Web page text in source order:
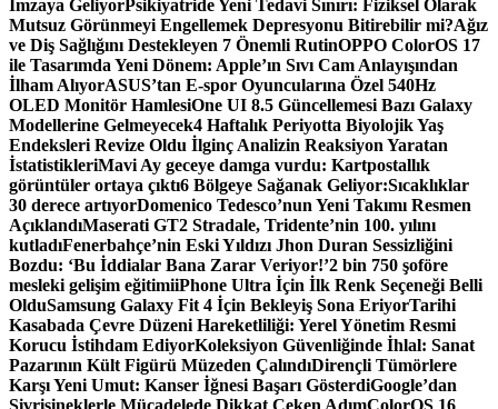
İmzaya GeliyorPsikiyatride Yeni Tedavi Sınırı: Fiziksel Olarak
Mutsuz Görünmeyi Engellemek Depresyonu Bitirebilir mi?Ağız
ve Diş Sağlığını Destekleyen 7 Önemli RutinOPPO ColorOS 17
ile Tasarımda Yeni Dönem: Apple’ın Sıvı Cam Anlayışından
İlham AlıyorASUS’tan E-spor Oyuncularına Özel 540Hz
OLED Monitör HamlesiOne UI 8.5 Güncellemesi Bazı Galaxy
Modellerine Gelmeyecek4 Haftalık Periyotta Biyolojik Yaş
Endeksleri Revize Oldu İlginç Analizin Reaksiyon Yaratan
İstatistikleriMavi Ay geceye damga vurdu: Kartpostallık
görüntüler ortaya çıktı6 Bölgeye Sağanak Geliyor:Sıcaklıklar
30 derece artıyorDomenico Tedesco’nun Yeni Takımı Resmen
AçıklandıMaserati GT2 Stradale, Tridente’nin 100. yılını
kutladıFenerbahçe’nin Eski Yıldızı Jhon Duran Sessizliğini
Bozdu: ‘Bu İddialar Bana Zarar Veriyor!’2 bin 750 şoföre
mesleki gelişim eğitimiiPhone Ultra İçin İlk Renk Seçeneği Belli
OlduSamsung Galaxy Fit 4 İçin Bekleyiş Sona EriyorTarihi
Kasabada Çevre Düzeni Hareketliliği: Yerel Yönetim Resmi
Korucu İstihdam EdiyorKoleksiyon Güvenliğinde İhlal: Sanat
Pazarının Kült Figürü Müzeden ÇalındıDirençli Tümörlere
Karşı Yeni Umut: Kanser İğnesi Başarı GösterdiGoogle’dan
Sivrisineklerle Mücadelede Dikkat Çeken AdımColorOS 16